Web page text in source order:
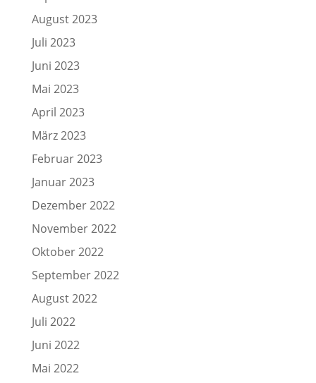
August 2023
Juli 2023
Juni 2023
Mai 2023
April 2023
März 2023
Februar 2023
Januar 2023
Dezember 2022
November 2022
Oktober 2022
September 2022
August 2022
Juli 2022
Juni 2022
Mai 2022